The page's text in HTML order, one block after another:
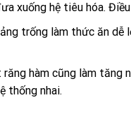
xuống hệ tiêu hóa.
trống làm thức ăn dễ
hàm cũng làm tăng
thống nhai.